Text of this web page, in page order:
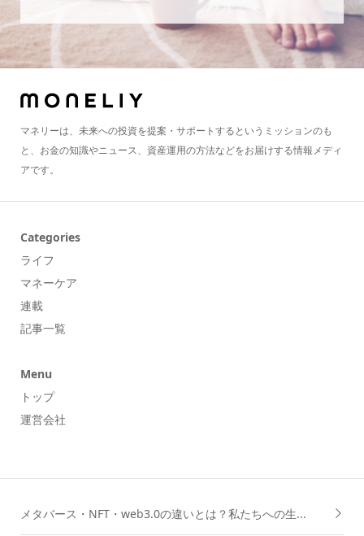
マネリーは、未来への投資を提案・サポートするというミッションのも
と、お金の知識やニュース、資産運用の方法などをお届けする情報メディ
アです。
Categories
ライフ
マネーケア
連載
記事一覧
Menu
トップ
運営会社
メタバース・NFT・web3.0の違いとは？私たちへの生...